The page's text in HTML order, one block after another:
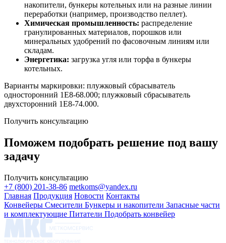
накопители, бункеры котельных или на разные линии
переработки (например, производство пеллет).
Химическая промышленность: распределение
гранулированных материалов, порошков или
минеральных удобрений по фасовочным линиям или
складам.
Энергетика: загрузка угля или торфа в бункеры
котельных.
Варианты маркировки: плужковый сбрасыватель
односторонний 1Е8-68.000; плужковый сбрасыватель
двухсторонний 1Е8-74.000.
Получить консультацию
Поможем подобрать решение под вашу
задачу
Получить консультацию
+7 (800) 201-38-86 metkoms@yandex.ru
Главная Продукция Новости Контакты
Конвейеры Смесители Бункеры и накопители Запасные части
и комплектующие Питатели Подобрать конвейер